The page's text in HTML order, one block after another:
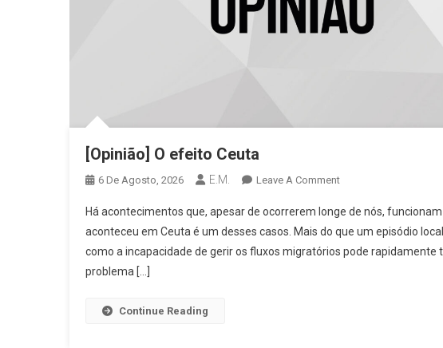
[Opinião] O efeito Ceuta
6 De Agosto, 2026 E.M. Leave A CommentOn
O
Efeito
Ceuta
Há acontecimentos que, apesar de ocorrerem longe de nós,
aconteceu em Ceuta é um desses casos. Mais do que um episódio
como a incapacidade de gerir os fluxos migratórios pode
problema […]
Continue Reading